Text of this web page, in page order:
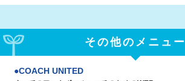
その他のメニュー
COACH UNITED